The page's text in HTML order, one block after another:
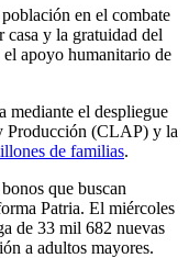
en el combate
casa y la gratuidad del
apoyo humanitario de
mediante el despliegue
Producción (CLAP) y la
de familias.
que buscan
Patria. El miércoles
de 33 mil 682 nuevas
a adultos mayores.